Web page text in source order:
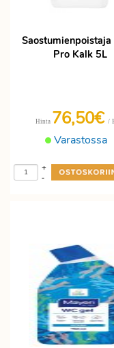
Pro Kalk 5L
Varastossa
Hinta 76,50€ /
-
+